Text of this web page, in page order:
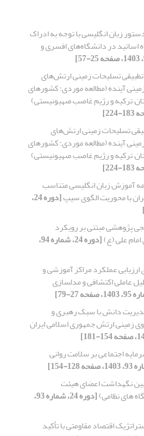
زبان انگلیسی با توجه به ادراک
اساتید در دانشگاه‌های افسری و
تطبیقی تسلیحات زمینی ارتش‌های
آینده (مطالعه موردی: کشورهای
ترکیه و رژیم غاصب صهیونیستی)
تسلیحات زمینی ارتش‌های
آینده (مطالعه موردی: کشورهای
ترکیه و رژیم غاصب صهیونیستی)
آموزش زبان انگلیسی متناسب
با محوریت الگوی سیپ [دوره 24،
پژوهشی مبتنی بر رویکرد
علی (ع)‏ [دوره 24، شماره 94،
ارزیابی عملکرد مراکز آموزشی و
عاملی اکتشافی و مدلسازی
دانش با سبک رهبری و
زمینی ارتش جمهوری اسلامی ایران
اجتماعی بر سلامت روانی
نگهداشت اعضای هیئت
های نظامی) [دوره 24، شماره 93،
اقتصاد مقاومتی با تأکید